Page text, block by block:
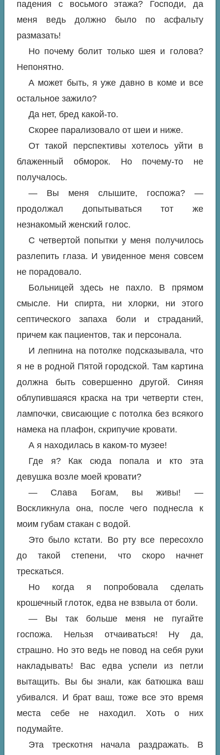
падения с восьмого этажа? Господи, да
меня ведь должно было по асфальту
размазать!
Но почему болит только шея и голова?
Непонятно.
А может быть, я уже давно в коме и все
остальное зажило?
Да нет, бред какой-то.
Скорее парализовало от шеи и ниже.
От такой перспективы хотелось уйти в
блаженный обморок. Но почему-то не
получалось.
— Вы меня слышите, госпожа? —
продолжал допытываться тот же
незнакомый женский голос.
С четвертой попытки у меня получилось
разлепить глаза. И увиденное меня совсем
не порадовало.
Больницей здесь не пахло. В прямом
смысле. Ни спирта, ни хлорки, ни этого
септического запаха боли и страданий,
причем как пациентов, так и персонала.
И лепнина на потолке подсказывала, что
я не в родной Пятой городской. Там картина
должна быть совершенно другой. Синяя
облупившаяся краска на три четверти стен,
лампочки, свисающие с потолка без всякого
намека на плафон, скрипучие кровати.
А я находилась в каком-то музее!
Где я? Как сюда попала и кто эта
девушка возле моей кровати?
— Слава Богам, вы живы! —
Воскликнула она, после чего поднесла к
моим губам стакан с водой.
Это было кстати. Во рту все пересохло
до такой степени, что скоро начнет
трескаться.
Но когда я попробовала сделать
крошечный глоток, едва не взвыла от боли.
— Вы так больше меня не пугайте
госпожа. Нельзя отчаиваться! Ну да,
страшно. Но это ведь не повод на себя руки
накладывать! Вас едва успели из петли
вытащить. Вы бы знали, как батюшка ваш
убивался. И брат ваш, тоже все это время
места себе не находил. Хоть о них
подумайте.
Эта трескотня начала раздражать. В